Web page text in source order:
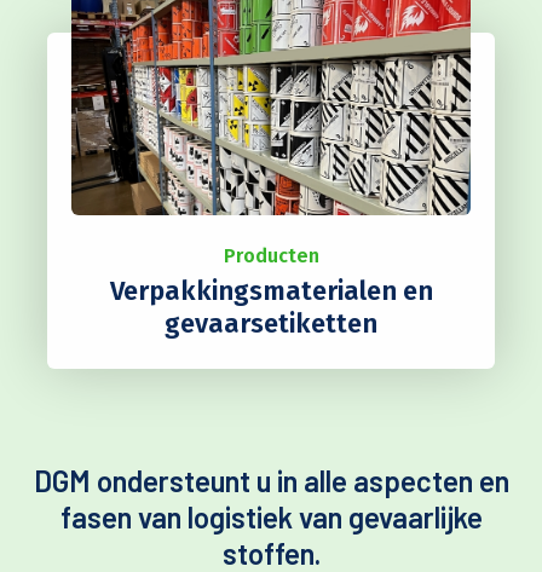
Producten
Verpakkingsmaterialen en
gevaarsetiketten
DGM ondersteunt u in alle aspecten en
fasen van logistiek van gevaarlijke
stoffen.